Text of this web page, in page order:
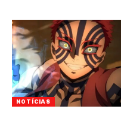
NOTÍCIAS